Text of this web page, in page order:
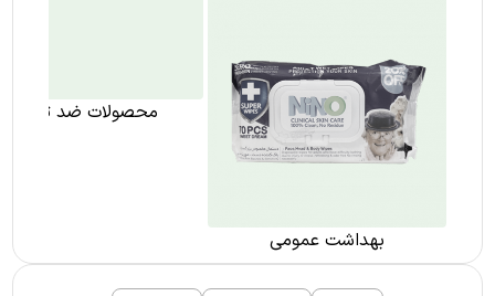
بهداشت عمومی
محصولات ضد تعریق